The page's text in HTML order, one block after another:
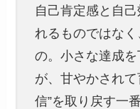
自己肯定感と自
れるものではな
の。小さな達成
が、甘やかされて
信”を取り戻す一